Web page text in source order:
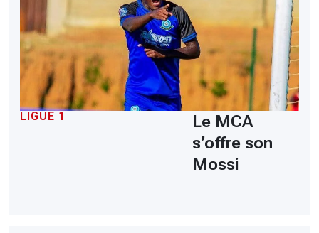
LIGUE 1
Le MCA
s’offre son
Mossi